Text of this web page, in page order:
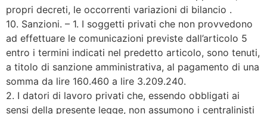
propri decreti, le occorrenti variazioni di bilancio .
10. Sanzioni. – 1. I soggetti privati che non provvedono
ad effettuare le comunicazioni previste dall’articolo 5
entro i termini indicati nel predetto articolo, sono tenuti,
a titolo di sanzione amministrativa, al pagamento di una
somma da lire 160.460 a lire 3.209.240.
2. I datori di lavoro privati che, essendo obbligati ai
sensi della presente legge, non assumono i centralinisti